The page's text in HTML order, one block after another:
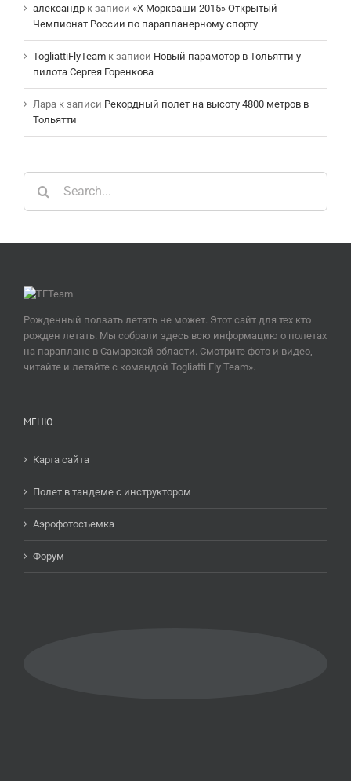
александр к записи «Х Моркваши 2015» Открытый
Чемпионат России по парапланерному спорту
TogliattiFlyTeam к записи Новый парамотор в Тольятти у
пилота Сергея Горенкова
Лара к записи Рекордный полет на высоту 4800 метров в
Тольятти
Search
Рожденный ползать летать не может. Этот сайт для тех кто
рожден летать. Мы собрали здесь всю информацию о полетах
на параплане в Самарской области. Смотрите фото и видео,
читайте и летайте с командой Togliatti Fly Team».
МЕНЮ
Карта сайта
Полет в тандеме c инструктором
Аэрофотосъемка
Форум